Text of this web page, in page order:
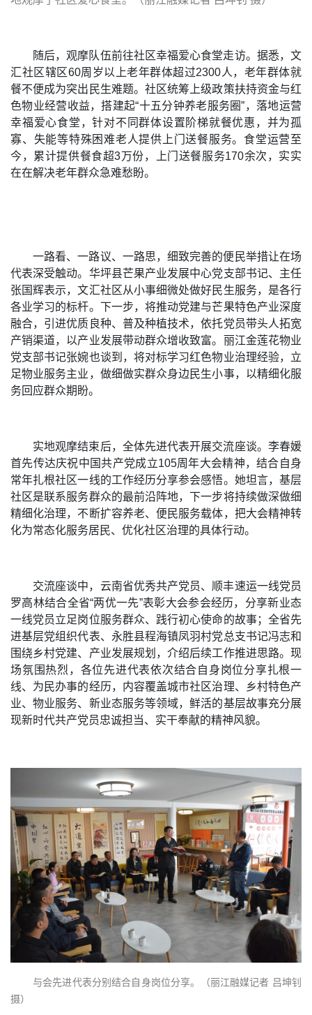
随后，观摩队伍前往社区幸福爱心食堂走访。据悉，文
汇社区辖区60周岁以上老年群体超过2300人，老年群体就
餐不便成为突出民生难题。社区统筹上级政策扶持资金与红
色物业经营收益，搭建起“十五分钟养老服务圈”，落地运营
幸福爱心食堂，针对不同群体设置阶梯就餐优惠，并为孤
寡、失能等特殊困难老人提供上门送餐服务。食堂运营至
今，累计提供餐食超3万份，上门送餐服务170余次，实实
在在解决老年群众急难愁盼。
一路看、一路议、一路思，细致完善的便民举措让在场
代表深受触动。华坪县芒果产业发展中心党支部书记、主任
张国辉表示，文汇社区从小事细微处做好民生服务，是各行
各业学习的标杆。下一步，将推动党建与芒果特色产业深度
融合，引进优质良种、普及种植技术，依托党员带头人拓宽
产销渠道，以产业发展带动群众增收致富。丽江金莲花物业
党支部书记张婉也谈到，将对标学习红色物业治理经验，立
足物业服务主业，做细做实群众身边民生小事，以精细化服
务回应群众期盼。
实地观摩结束后，全体先进代表开展交流座谈。李春媛
首先传达庆祝中国共产党成立105周年大会精神，结合自身
常年扎根社区一线的工作经历分享参会感悟。她坦言，基层
社区是联系服务群众的最前沿阵地，下一步将持续做深做细
精细化治理，不断扩容养老、便民服务载体，把大会精神转
化为常态化服务居民、优化社区治理的具体行动。
交流座谈中，云南省优秀共产党员、顺丰速运一线党员
罗高林结合全省“两优一先”表彰大会参会经历，分享新业态
一线党员立足岗位服务群众、践行初心使命的故事；全省先
进基层党组织代表、永胜县程海镇凤羽村党总支书记冯志和
围绕乡村党建、产业发展规划，介绍后续工作推进思路。现
场氛围热烈，各位先进代表依次结合自身岗位分享扎根一
线、为民办事的经历，内容覆盖城市社区治理、乡村特色产
业、物业服务、新业态服务等领域，鲜活的基层故事充分展
现新时代共产党员忠诚担当、实干奉献的精神风貌。
与会先进代表分别结合自身岗位分享。（丽江融媒记者 吕坤钊
摄）